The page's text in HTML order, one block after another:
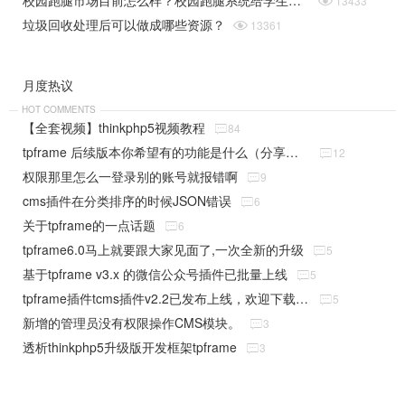
垃圾回收处理后可以做成哪些资源？  13361
月度热议
HOT COMMENTS
【全套视频】thinkphp5视频教程 84
tpframe 后续版本你希望有的功能是什么（分享贴） 12
权限那里怎么一登录别的账号就报错啊 9
cms插件在分类排序的时候JSON错误 6
关于tpframe的一点话题 6
tpframe6.0马上就要跟大家见面了,一次全新的升级 5
基于tpframe v3.x 的微信公众号插件已批量上线 5
tpframe插件tcms插件v2.2已发布上线，欢迎下载使用 5
新增的管理员没有权限操作CMS模块。 3
透析thinkphp5升级版开发框架tpframe 3